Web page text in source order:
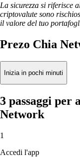
La sicurezza si riferisce
criptovalute sono
il valore del tuo
Prezo Chia
Inizia in pochi minuti
3 passaggi
Network
1
Accedi l'app